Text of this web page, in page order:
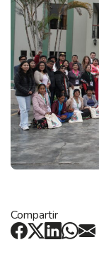
Compartir